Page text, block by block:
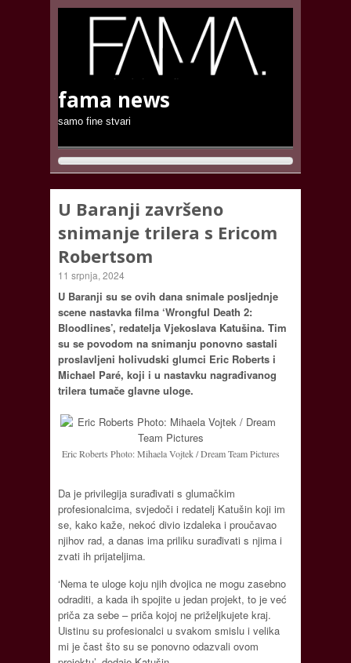
fama news
samo fine stvari
U Baranji završeno
snimanje trilera s Ericom
Robertsom
11 srpnja, 2024
U Baranji su se ovih dana snimale posljednje
scene nastavka filma ‘Wrongful Death 2:
Bloodlines’, redatelja Vjekoslava Katušina. Tim
su se povodom na snimanju ponovno sastali
proslavljeni holivudski glumci Eric Roberts i
Michael Paré, koji i u nastavku nagrađivanog
trilera tumače glavne uloge.
Eric Roberts Photo: Mihaela Vojtek / Dream Team Pictures
Da je privilegija surađivati s glumačkim
profesionalcima, svjedoči i redatelj Katušin koji im
se, kako kaže, nekoć divio izdaleka i proučavao
njihov rad, a danas ima priliku surađivati s njima i
zvati ih prijateljima.
‘Nema te uloge koju njih dvojica ne mogu zasebno
odraditi, a kada ih spojite u jedan projekt, to je već
priča za sebe – priča kojoj ne priželjkujete kraj.
Uistinu su profesionalci u svakom smislu i velika
mi je čast što su se ponovno odazvali ovom